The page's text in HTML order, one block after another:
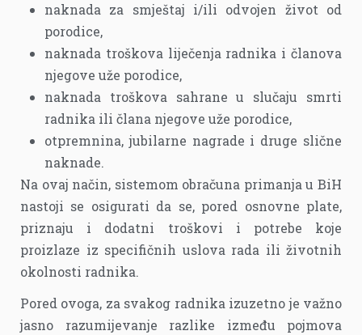
naknada za smještaj i/ili odvojen život od
porodice,
naknada troškova liječenja radnika i članova
njegove uže porodice,
naknada troškova sahrane u slučaju smrti
radnika ili člana njegove uže porodice,
otpremnina, jubilarne nagrade i druge slične
naknade.
Na ovaj način, sistemom obračuna primanja u BiH
nastoji se osigurati da se, pored osnovne plate,
priznaju i dodatni troškovi i potrebe koje
proizlaze iz specifičnih uslova rada ili životnih
okolnosti radnika.
Pored ovoga, za svakog radnika izuzetno je važno
jasno razumijevanje razlike između pojmova